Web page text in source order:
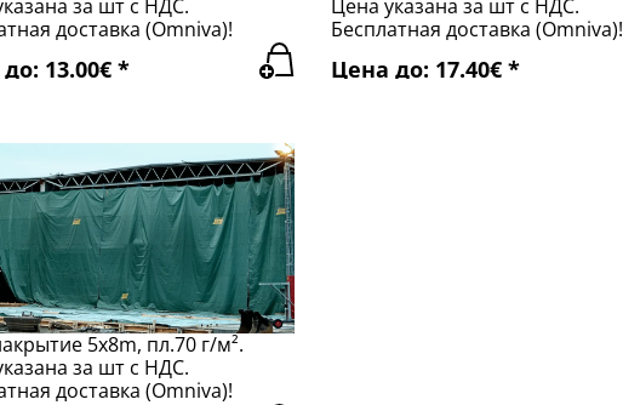
за шт с НДС.
доставка (Omniva)!
13.00€ *
Цена указана за шт с НДС.
Бесплатная доставка (Omniva)!
Цена до: 17.40€ *
5x8m, пл.70 г/м².
за шт с НДС.
доставка (Omniva)!